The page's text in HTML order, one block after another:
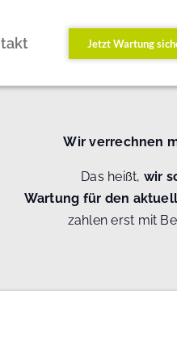
Jetzt Wartung
Wir verrechnen
Das heißt, wir
Wartung für den
zahlen erst mit